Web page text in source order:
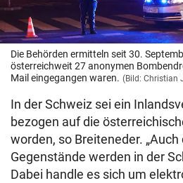
Die Behörden ermitteln seit 30.
österreichweit 27 anonymen
Mail eingegangen waren. (Bild: Christian
In der Schweiz sei ein
bezogen auf die
worden, so Breiteneder.
Gegenstände werden in der
Dabei handle es sich um